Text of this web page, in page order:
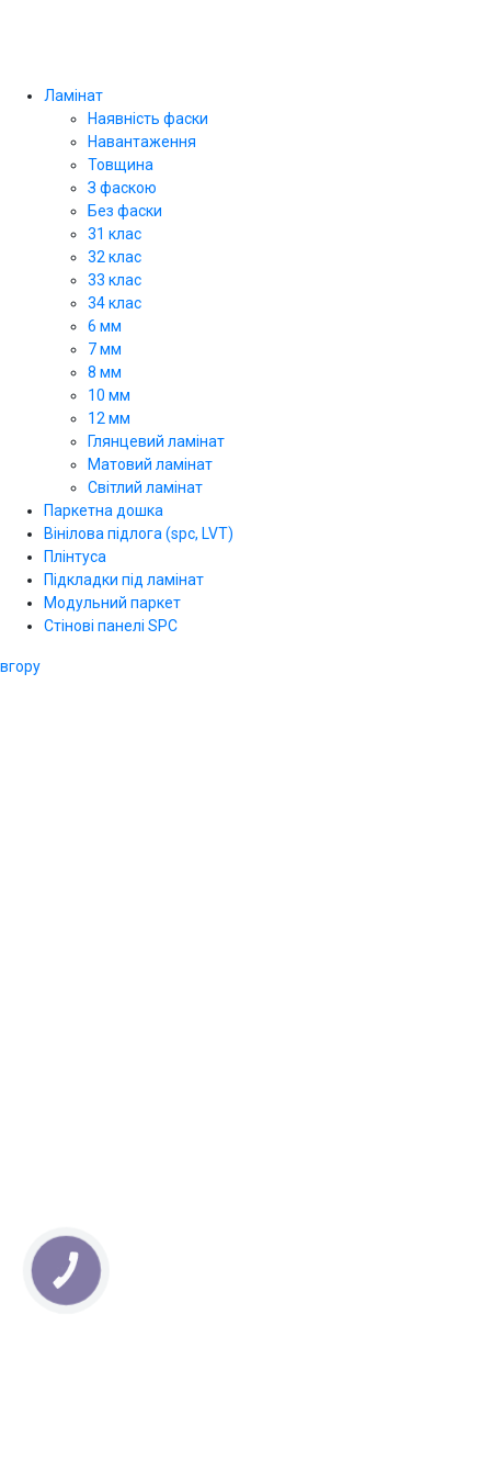
Ламінат
Наявність фаски
Навантаження
Товщина
З фаскою
Без фаски
31 клас
32 клас
33 клас
34 клас
6 мм
7 мм
8 мм
10 мм
12 мм
Глянцевий ламінат
Матовий ламінат
Світлий ламінат
Паркетна дошка
Вінілова підлога (spc, LVT)
Плінтуса
Підкладки під ламінат
Модульний паркет
Стінові панелі SPС
вгору
КНОПКА
ЗВ'ЯЗКУ